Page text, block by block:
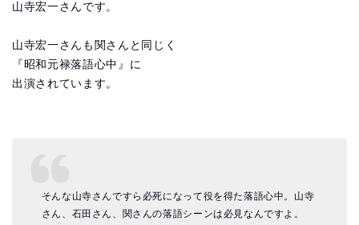
山寺宏一さんです。
山寺宏一さんも関さんと同じく
『昭和元禄落語心中』に
出演されています。
そんな山寺さんですら必死になって役を得た落語心中。山寺
さん、石田さん、関さんの落語シーンは必見なんですよ。